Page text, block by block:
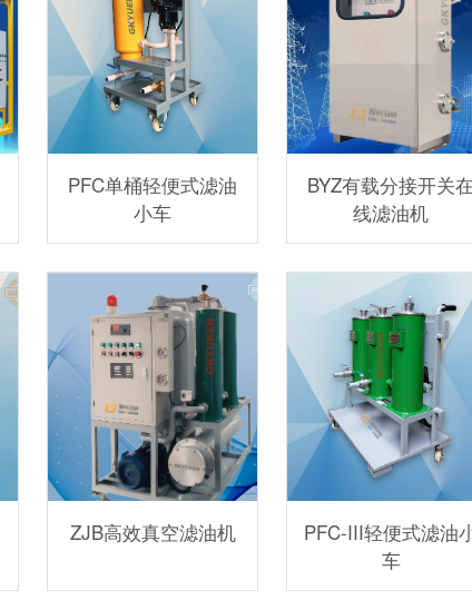
PFC单桶轻便式滤油
小车
BYZ有载分接开关
线滤油机
ZJB高效真空滤油机
PFC-III轻便式滤油
车